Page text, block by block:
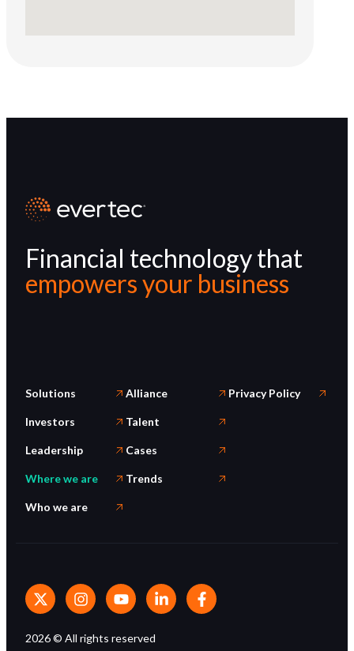
Financial technology that
empowers your business
Solutions
Investors
Leadership
Where we are
Who we are
Alliance
Talent
Cases
Trends
Privacy Policy
2026© All rights reserved